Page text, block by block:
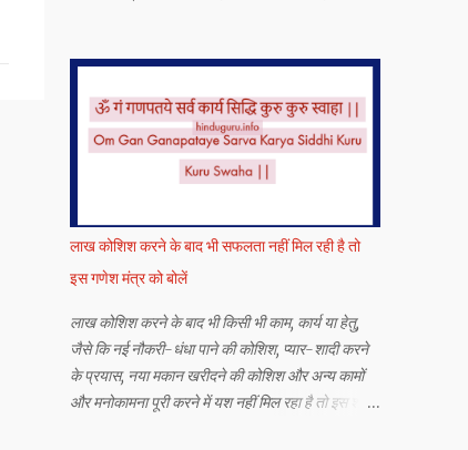
लाख कोशिश करने के बाद भी सफलता नहीं मिल रही है तो
इस गणेश मंत्र को बोलें
लाख कोशिश करने के बाद भी किसी भी काम, कार्य या हेतु,
जैसे कि नई नौकरी-धंधा पाने की कोशिश, प्यार-शादी करने
के प्रयास, नया मकान खरीदने की कोशिश और अन्य कामों
और मनोकामना पूरी करने में यश नहीं मिल रहा है तो इस श्री